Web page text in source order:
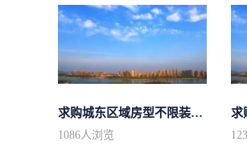
求购城东区域房型不限装修不限
1086人浏览